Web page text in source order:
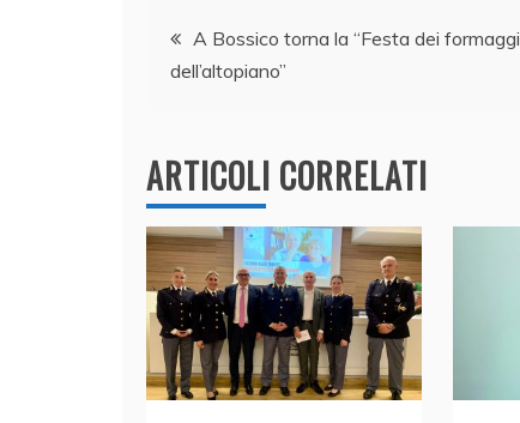
b
o
dI
n
A
vi
Navigazione
articoli
A Bossico torna la “Festa dei formaggi
dell’altopiano”
ARTICOLI CORRELATI